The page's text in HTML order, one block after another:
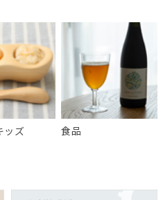
ッズ 食品